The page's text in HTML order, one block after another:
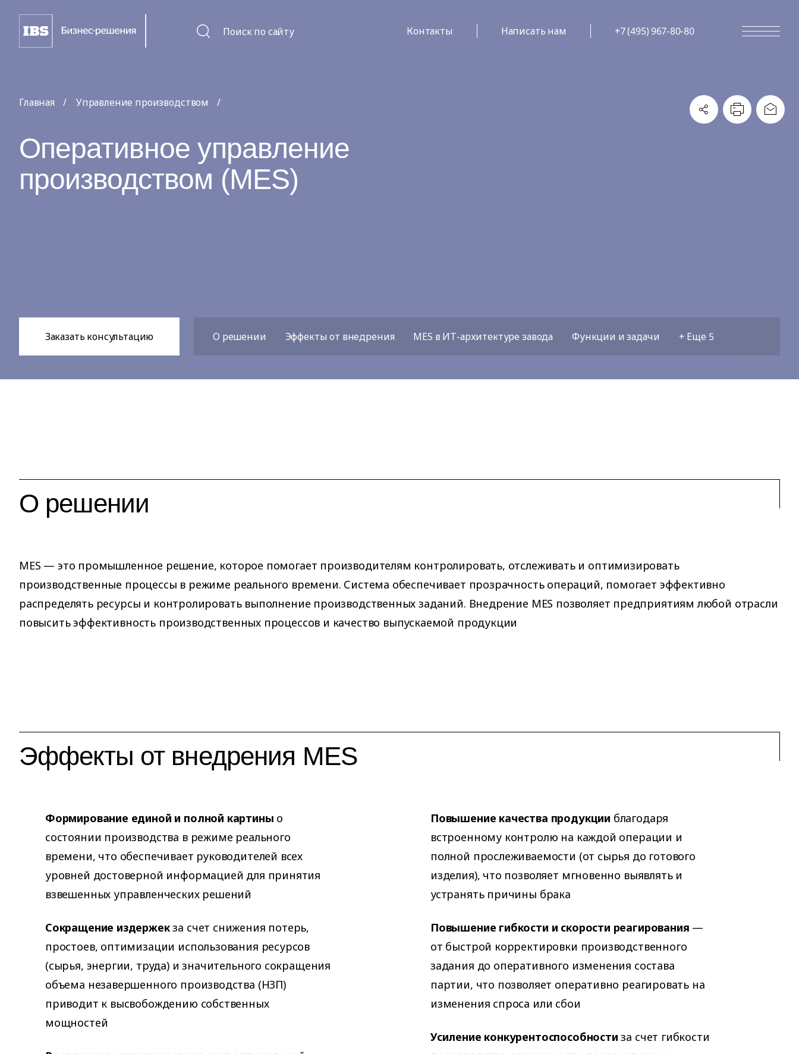
Поиск по сайту Контакты Написать нам +7 (495) 967-80-80
Главная Управление производством
Оперативное управление
производством (MES)
Заказать консультацию О решении Эффекты от внедрения MES в ИТ-архитектуре завода Функции и задачи + Еще 5
О решении
MES — это промышленное решение, которое помогает производителям контролировать, отслеживать и оптимизировать
производственные процессы в режиме реального времени. Система обеспечивает прозрачность операций, помогает эффективно
распределять ресурсы и контролировать выполнение производственных заданий. Внедрение MES позволяет предприятиям любой отрасли
повысить эффективность производственных процессов и качество выпускаемой продукции
Эффекты от внедрения MES
Формирование единой и полной картины о
состоянии производства в режиме реального
времени, что обеспечивает руководителей всех
уровней достоверной информацией для принятия
взвешенных управленческих решений
Сокращение издержекза счет снижения потерь,
простоев, оптимизации использования ресурсов
(сырья, энергии, труда) и значительного сокращения
объема незавершенного производства (НЗП)
приводит к высвобождению собственных
мощностей
Повышение качества продукции благодаря
встроенному контролю на каждой операции и
полной прослеживаемости (от сырья до готового
изделия), что позволяет мгновенно выявлять и
устранять причины брака
Повышение гибкости и скорости реагирования —
от быстрой корректировки производственного
задания до оперативного изменения состава
партии, что позволяет оперативно реагировать на
изменения спроса или сбои
Усиление конкурентоспособности за счет гибкости